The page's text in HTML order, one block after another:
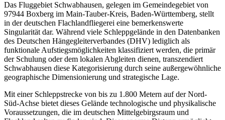
Das Fluggebiet Schwabhausen, gelegen im Gemeindegebiet von
97944 Boxberg im Main-Tauber-Kreis, Baden-Württemberg, stellt
in der deutschen Flachlandfliegerei eine bemerkenswerte
Singularität dar. Während viele Schleppgelände in den Datenbanken
des Deutschen Hängegleiterverbandes (DHV) lediglich als
funktionale Aufstiegsmöglichkeiten klassifiziert werden, die primär
der Schulung oder dem lokalen Abgleiten dienen, transzendiert
Schwabhausen diese Kategorisierung durch seine außergewöhnliche
geographische Dimensionierung und strategische Lage.
Mit einer Schleppstrecke von bis zu 1.800 Metern auf der Nord-
Süd-Achse bietet dieses Gelände technologische und physikalische
Voraussetzungen, die im deutschen Mittelgebirgsraum und